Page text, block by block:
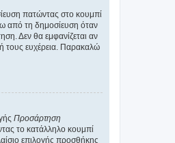
πατώντας στο κουμπί
από τη δημοσίευση όταν
Δεν θα εμφανίζεται αν
τους ευχέρεια. Παρακαλώ
Προσάρτηση
το κατάλληλο κουμπί
επιλογής προσθήκης